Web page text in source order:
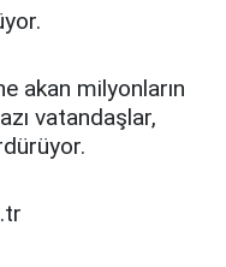
akan milyonların
vatandaşlar,